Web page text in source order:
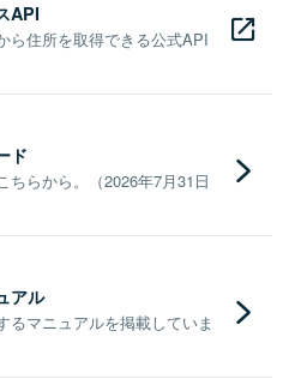
API
ら住所を取得できる公式API
ド
ちらから。（2026年7月31日
アル
るマニュアルを掲載していま